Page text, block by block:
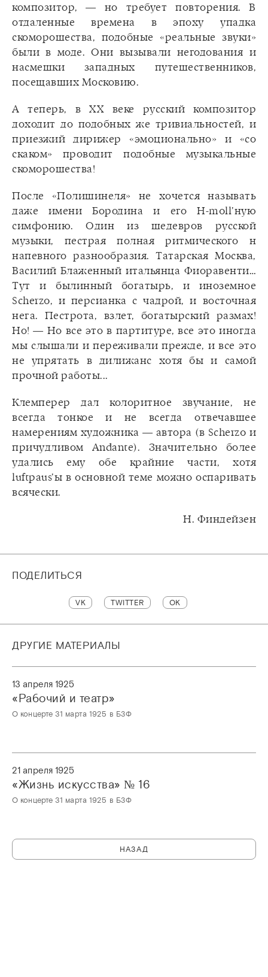
композитор, — но требует повторения. В
отдаленные времена в эпоху упадка
скоморошества, подобные «реальные звуки»
были в моде. Они вызывали негодования и
насмешки западных путешественников,
посещавших Московию.
А теперь, в XX веке русский композитор
доходит до подобных же тривиальностей, и
приезжий дирижер «эмоционально» и «со
скаком» проводит подобные музыкальные
скоморошества!
После «Полишинеля» не хочется называть
даже имени Бородина и его H-moll’ную
симфонию. Один из шедевров русской
музыки, пестрая полная ритмического н
напевного разнообразия. Татарская Москва,
Василий Блаженный итальянца Фиоравенти…
Тут и былинный богатырь, и иноземное
Scherzo, и персианка с чадрой, и восточная
нега. Пестрота, взлет, богатырский размах!
Но! — Но все это в партитуре, все это иногда
мы слышали и переживали прежде, и все это
не упрятать в дилижанс хотя бы и самой
прочной работы...
Клемперер дал колоритное звучание, не
всегда тонкое и не всегда отвечавшее
намерениям художника — автора (в Scherzo и
причудливом Andante). Значительно более
удались ему обе крайние части, хотя
luftpaus’ы в основной теме можно оспаривать
всячески.
Н. Финдейзен
ПОДЕЛИТЬСЯ
VK TWITTER OK
ДРУГИЕ МАТЕРИАЛЫ
13 апреля 1925
«Рабочий и театр»‎
О концерте 31 марта 1925 в БЗФ
21 апреля 1925
«Жизнь искусства» № 16
О концерте 31 марта 1925 в БЗФ
НАЗАД